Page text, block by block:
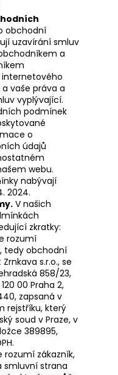
obchodní
uzavírání smluv
a
vaše práva a
vyplývající.
podmínek
o
údajů
webu.
nabývají
2024.
V našich
zkratky:
rozumí
tedy obchodní
s.r.o., se
858/23,
00 Praha 2,
zapsaná v
rejstříku, který
soud v Praze, v
389895,
rozumí zákazník,
smluvní strana